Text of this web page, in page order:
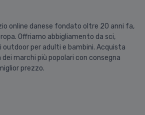
online danese fondato oltre 20 anni fa,
Offriamo abbigliamento da sci,
per adulti e bambini. Acquista
marchi più popolari con consegna
prezzo.